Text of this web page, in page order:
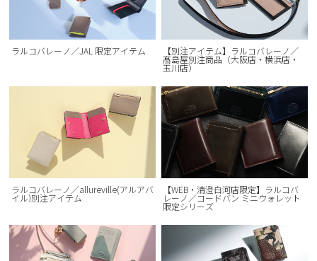
ラルコバレーノ／JAL 限定アイテム 【別注アイテム】ラルコバレーノ／
髙島屋別注商品（大阪店・横浜店・
玉川店）
ラルコバレーノ／allureville(アルアバ
イル)別注アイテム
【WEB・清澄白河店限定】ラルコバ
レーノ／コードバン ミニウォレット
限定シリーズ